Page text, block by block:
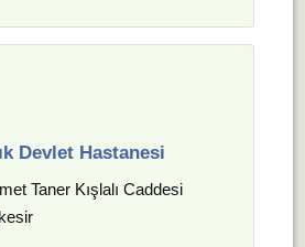
Devlet Hastanesi
Taner Kışlalı Caddesi